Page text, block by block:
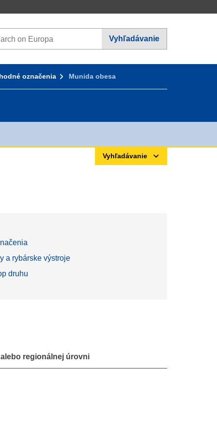
Vyhľadávanie
označenia Munida obesa
Vyhľadávanie
a rybárske výstroje
druhu
regionálnej úrovni